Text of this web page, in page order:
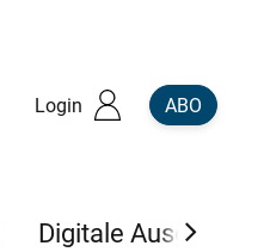
Login ABO
Digitale Ausgaben